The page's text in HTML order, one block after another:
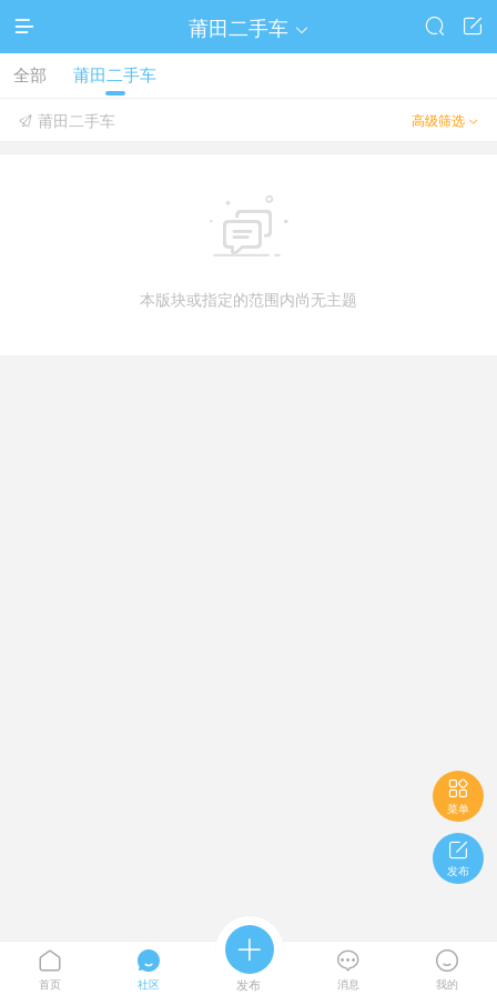
 莆田二手车  

全部 莆田二手车
高级筛选 
 莆田二手车

本版块或指定的范围内尚无主题

菜单

发布

首页

社区

发布

消息

我的